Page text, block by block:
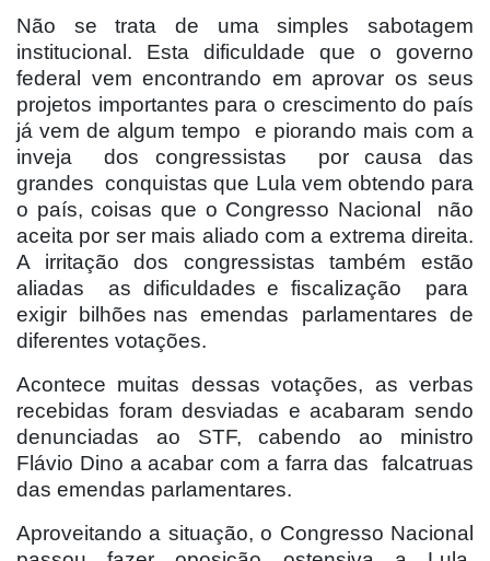
Não se trata de uma simples sabotagem
institucional. Esta dificuldade que o governo
federal vem encontrando em aprovar os seus
projetos importantes para o crescimento do país
já vem de algum tempo
e piorando mais com a
inveja
dos congressistas
por causa das
grandes conquistas que Lula vem obtendo para
o país, coisas que o Congresso Nacional
não
aceita por ser mais aliado com a extrema direita.
A irritação dos congressistas também estão
aliadas
as dificuldades e fiscalização
para
exigir
bilhões nas emendas parlamentares de
diferentes votações.
Acontece muitas dessas votações, as verbas
recebidas foram desviadas e acabaram sendo
denunciadas ao STF, cabendo ao ministro
Flávio Dino a acabar com a farra das
falcatruas
das emendas parlamentares.
Aproveitando a situação, o Congresso Nacional